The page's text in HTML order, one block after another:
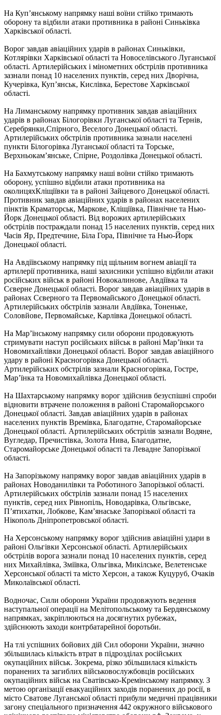
На Куп’янському напрямку наші воїни стійко тримають
оборону та відбили атаки противника в районі Синьківка
Харківської області.
Ворог завдав авіаційних ударів в районах Синьківки,
Котлярівки Харківської області та Новоселівського Луганської
області. Артилерійських і мінометних обстрілів противника
зазнали понад 10 населених пунктів, серед них Дворічна,
Кучерівка, Куп’янськ, Кислівка, Берестове Харківської
області.
На Лиманському напрямку противник завдав авіаційних
ударів в районах Білогорівки Луганської області та Тернів,
Серебрянки,Спірного, Веселого Донецької області.
Артилерійських обстрілів противника зазнали населені
пункти Білогорівка Луганської області та Торське,
Верхньокам’янське, Спірне, Роздолівка Донецької області.
На Бахмутському напрямку наші воїни стійко тримають
оборону, успішно відбили атаки противника на
околицяхКліщіївки та в районі Зайцевого Донецької області.
Противник завдав авіаційних ударів в районах населених
пінктів Краматорськ, Маркове, Кліщіївка, Північне та Нью-
Йорк Донецької області. Від ворожих артилерійських
обстрілів постраждали понад 15 населених пунктів, серед них
Часів Яр, Предтечине, Біла Гора, Північне та Нью-Йорк
Донецької області.
На Авдіївському напрямку під щільним вогнем авіації та
артилерії противника, наші захисники успішно відбили атаки
російських військ в районі Новокалинове, Авдіївка та
Сєверне Донецької області. Ворог завдав авіаційних ударів в
районах Сєверного та Первомайського Донецької області.
Артилерійських обстрілів зазнали Авдіївка, Тоненьке,
Соловйове, Первомайське, Карлівка Донецької області.
На Мар’їнському напрямку сили оборони продовжують
стримувати наступ російських військ в районі Мар’їнки та
Новомихайлівки Донецької області. Ворог завдав авіаційного
удару в районі Красногорівка Донецької області.
Артилерійських обстрілів зазнали Красногорівка, Гостре,
Мар’їнка та Новомихайлівка Донецької області.
На Шахтарському напрямку ворог здійснив безуспішні спроби
відновити втрачене положення в районі Старомайорського
Донецької області. Завдав авіаційних ударів в районах
населених пунктів Времівка, Благодатне, Старомайорське
Донецької області. Артилерійських обстрілів зазнали Водяне,
Вугледар, Пречистівка, Золота Нива, Благодатне,
Старомайорське Донецької області та Левадне Запорізької
області.
На Запорізькому напрямку ворог завдав авіаційних ударів в
районах Новоданилівки та Роботиного Запорізької області.
Артилерійських обстрілів зазнали понад 15 населених
пунктів, серед них Рівнопіль, Новодарівка, Ольгівське,
П’ятихатки, Лобкове, Кам’янаське Запорізької області та
Нікополь Дніпропетровської області.
На Херсонському напрямку ворог здійснив авіаційні удари в
районі Ольгівки Херсонської області. Артилерійських
обстрілів ворога зазнали понад 10 населених пунктів, серед
них Михайлівка, Зміївка, Ольгівка, Микілське, Велетенське
Херсонської області та місто Херсон, а також Куцуруб, Очаків
Миколаївської області.
Водночас, Сили оборони України продовжують ведення
наступальної операції на Мелітопольському та Бердянському
напрямках, закріплюються на досягнутих рубежах,
здійснюють заходи контрбатарейної боротьби.
На тлі успішних бойових дій Сил оборони України, значно
збільшилась кількість втрат в підрозділах російських
окупаційних військ. Зокрема, різко збільшилася кількість
поранених та загиблих військовослужбовців російських
окупаційних військ на Сватівсько-Кремінському напрямку. З
метою організації евакуаційних заходів поранених до росії, в
місто Сватове Луганської області прибули медичні працівники
загону спеціального призначення 442 окружного військового